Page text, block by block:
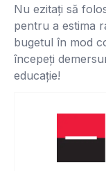
Nu ezitați să
pentru a estima
bugetul în mod
începeți
educație!